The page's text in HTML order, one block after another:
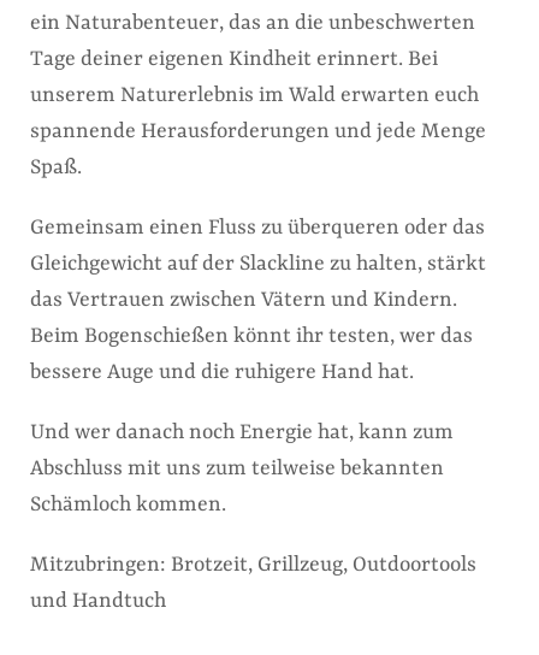
ein Naturabenteuer, das an die unbeschwerten
Tage deiner eigenen Kindheit erinnert. Bei
unserem Naturerlebnis im Wald erwarten euch
spannende Herausforderungen und jede Menge
Spaß.
Gemeinsam einen Fluss zu überqueren oder das
Gleichgewicht auf der Slackline zu halten, stärkt
das Vertrauen zwischen Vätern und Kindern.
Beim Bogenschießen könnt ihr testen, wer das
bessere Auge und die ruhigere Hand hat.
Und wer danach noch Energie hat, kann zum
Abschluss mit uns zum teilweise bekannten
Schämloch kommen.
Mitzubringen: Brotzeit, Grillzeug, Outdoortools
und Handtuch